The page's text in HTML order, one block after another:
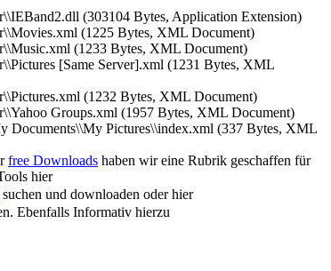
(303104 Bytes, Application Extension)
(1225 Bytes, XML Document)
(1233 Bytes, XML Document)
[Same Server].xml (1231 Bytes, XML
(1232 Bytes, XML Document)
Groups.xml (1957 Bytes, XML Document)
Documents\\My Pictures\\index.xml (337 Bytes, XML
free Downloads haben wir eine Rubrik geschaffen für
hier
suchen und downloaden oder hier
Ebenfalls Informativ hierzu